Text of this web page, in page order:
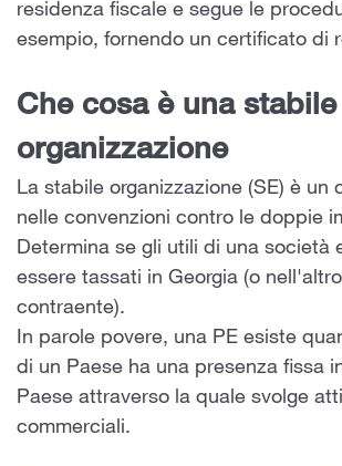
residenza fiscale e segue le
esempio, fornendo un certificato di
Che cosa è una stabile
organizzazione
La stabile organizzazione (SE) è un
nelle convenzioni contro le doppie
Determina se gli utili di una società
essere tassati in Georgia (o
contraente).
In parole povere, una PE esiste
di un Paese ha una presenza fissa
Paese attraverso la quale svolge
commerciali.